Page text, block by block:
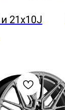
21x10J